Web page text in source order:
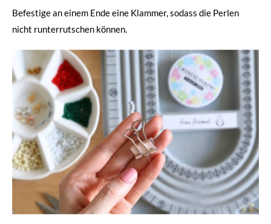
Befestige an einem Ende eine Klammer, sodass die Perlen
nicht runterrutschen können.